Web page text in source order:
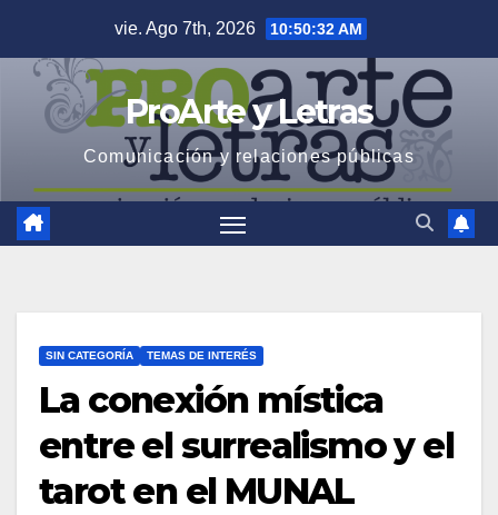
contenido
vie. Ago 7th, 2026 10:50:33 AM
ProArte y Letras
Comunicación y relaciones públicas
SIN CATEGORÍA TEMAS DE INTERÉS
La conexión mística
entre el surrealismo y el
tarot en el MUNAL